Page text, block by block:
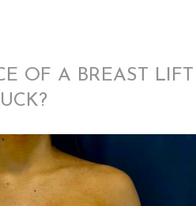
OF A BREAST LIFT